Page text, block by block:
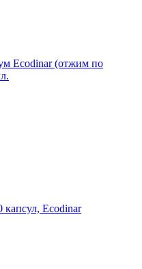
Ecodinar (отжим по